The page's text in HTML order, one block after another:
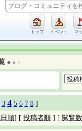
トップ イベント マ
● ● ●
3 4 5 6 7 8]
順] [ 投稿者順] [ 閲覧